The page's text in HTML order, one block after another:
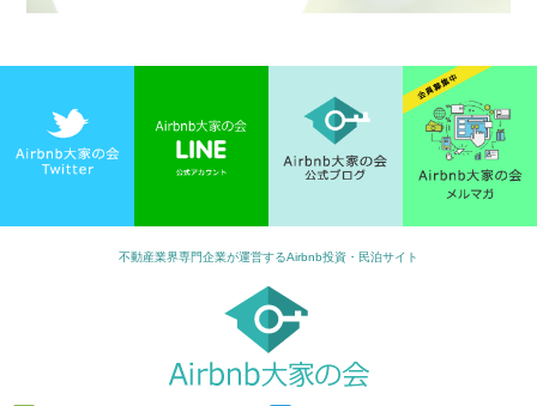
不動産業界専門企業が運営するAirbnb投資・民泊サイト